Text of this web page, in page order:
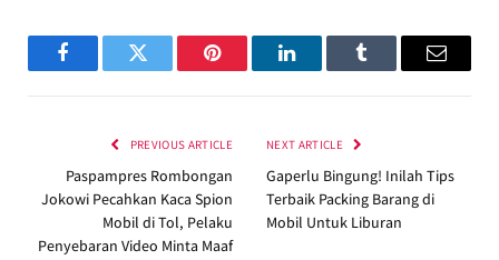
FacebookTwitter Pinterest LinkedInTumblr Email
PREVIOUS ARTICLE
Paspampres Rombongan
Jokowi Pecahkan Kaca Spion
Mobil di Tol, Pelaku
Penyebaran Video Minta Maaf
NEXT ARTICLE
Gaperlu Bingung! Inilah Tips
Terbaik Packing Barang di
Mobil Untuk Liburan